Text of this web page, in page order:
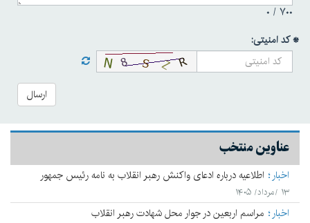
۷۰۰ /
۰
* کد امنیتی:
ارسال
عناوین منتخب
اخبار اطلاعیه درباره ادعای واکنش رهبر انقلاب به نامه رئیس جمهور
۱۳ /مرداد/ ۱۴۰۵
اخبار مراسم اربعین در جوار محل شهادت رهبر انقلاب